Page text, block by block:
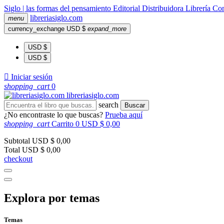
Siglo | las formas del pensamiento Editorial Distribuidora Librería
menu libreriasiglo.com
currency_exchange USD $ expand_more
USD $
USD $
 Iniciar sesión
shopping_cart 0
libreriasiglo.com
search
Buscar
¿No encontraste lo que buscas? Prueba aquí
shopping_cart Carrito 0 USD $ 0,00
Subtotal USD $ 0,00
Total USD $ 0,00
checkout
Explora por temas
Temas